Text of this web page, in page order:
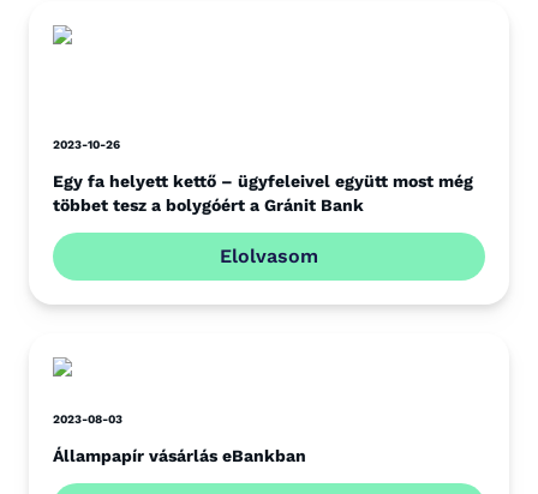
2023-10-26
Egy fa helyett kettő – ügyfeleivel együtt most még
többet tesz a bolygóért a Gránit Bank
Elolvasom
2023-08-03
Állampapír vásárlás eBankban